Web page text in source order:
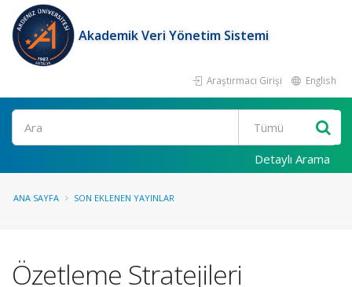
Akademik Veri Yönetim Sistemi
Araştırmacı Girişi English
Ara
Detaylı Arama
ANA SAYFA SON EKLENEN YAYINLAR
Özetleme Stratejileri